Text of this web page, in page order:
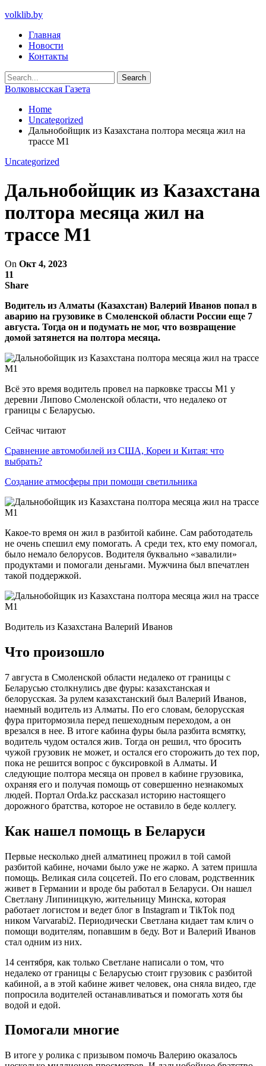
volklib.by
Главная
Новости
Контакты
Волковысская Газета
Home
Uncategorized
Дальнобойщик из Казахстана полтора месяца жил на
трассе М1
Uncategorized
Дальнобойщик из Казахстана
полтора месяца жил на
трассе М1
On Окт 4, 2023
11
Share
Водитель из Алматы (Казахстан) Валерий Иванов попал в
аварию на грузовике в Смоленской области России еще 7
августа. Тогда он и подумать не мог, что возвращение
домой затянется на полтора месяца.
Всё это время водитель провел на парковке трассы М1 у
деревни Липово Смоленской области, что недалеко от
границы с Беларусью.
Сейчас читают
Сравнение автомобилей из США, Кореи и Китая: что
выбрать?
Создание атмосферы при помощи светильника
Какое-то время он жил в разбитой кабине. Сам работодатель
не очень спешил ему помогать. А среди тех, кто ему помогал,
было немало белорусов. Водителя буквально «завалили»
продуктами и помогали деньгами. Мужчина был впечатлен
такой поддержкой.
Водитель из Казахстана Валерий Иванов
Что произошло
7 августа в Смоленской области недалеко от границы с
Беларусью столкнулись две фуры: казахстанская и
белорусская. За рулем казахстанский был Валерий Иванов,
наемный водитель из Алматы. По его словам, белорусская
фура притормозила перед пешеходным переходом, а он
врезался в нее. В итоге кабина фуры была разбита всмятку,
водитель чудом остался жив. Тогда он решил, что бросить
чужой грузовик не может, и остался его сторожить до тех пор,
пока не решится вопрос с буксировкой в Алматы. И
следующие полтора месяца он провел в кабине грузовика,
охраняя его и получая помощь от совершенно незнакомых
людей. Портал Orda.kz рассказал историю настоящего
дорожного братства, которое не оставило в беде коллегу.
Как нашел помощь в Беларуси
Первые несколько дней алматинец прожил в той самой
разбитой кабине, ночами было уже не жарко. А затем пришла
помощь. Великая сила соцсетей. По его словам, родственник
живет в Германии и вроде бы работал в Беларуси. Он нашел
Светлану Липиницкую, жительницу Минска, которая
работает логистом и ведет блог в Instagram и ТikTok под
ником Varvarabi2. Периодически Светлана кидает там клич о
помощи водителям, попавшим в беду. Вот и Валерий Иванов
стал одним из них.
14 сентября, как только Светлане написали о том, что
недалеко от границы с Беларусью стоит грузовик с разбитой
кабиной, а в этой кабине живет человек, она сняла видео, где
попросила водителей останавливаться и помогать хотя бы
водой и едой.
Помогали многие
В итоге у ролика с призывом помочь Валерию оказалось